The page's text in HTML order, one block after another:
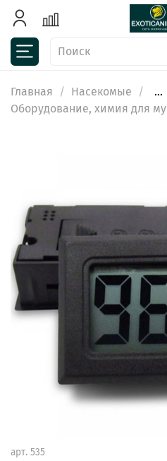
Главная Насекомые
...
Оборудование, химия для
арт. 535